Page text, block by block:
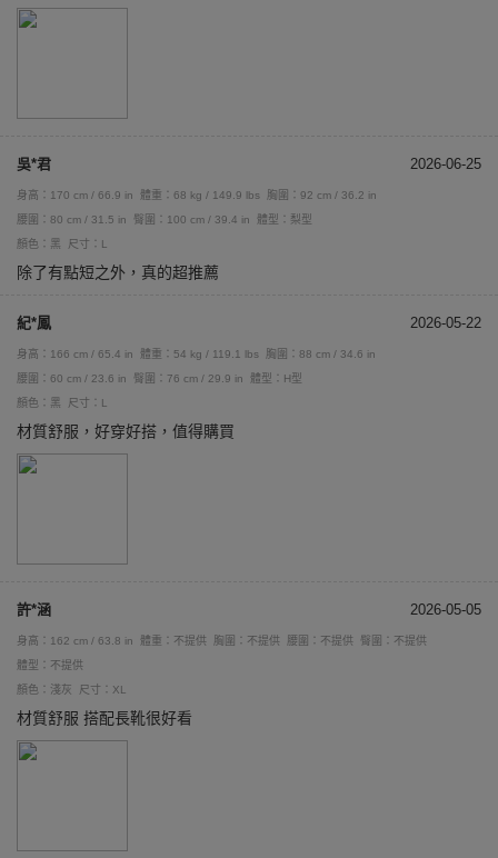
吳*君 2026-06-25
身高：170 cm / 66.9 in 體重：68 kg / 149.9 lbs
胸圍：92 cm / 36.2 in
腰圍：80 cm / 31.5 in
臀圍：100 cm / 39.4 in
體型：梨型
顏色：黑
尺寸：L
除了有點短之外，真的超推薦
紀*鳳 2026-05-22
身高：166 cm / 65.4 in 體重：54 kg / 119.1 lbs
胸圍：88 cm / 34.6 in
腰圍：60 cm / 23.6 in
臀圍：76 cm / 29.9 in
體型：H型
顏色：黑
尺寸：L
材質舒服，好穿好搭，值得購買
許*涵 2026-05-05
身高：162 cm / 63.8 in 體重：不提供 胸圍：不提供 腰圍：不提供
臀圍：不提供
體型：不提供
顏色：淺灰
尺寸：XL
材質舒服 搭配長靴很好看